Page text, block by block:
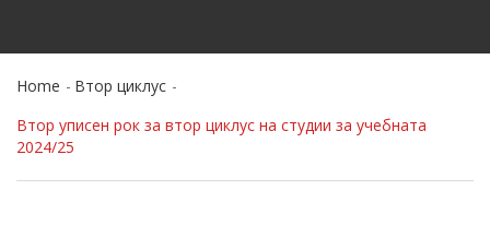
Home
Втор циклус
Втор уписен рок за втор циклус на студии за учебната
2024/25